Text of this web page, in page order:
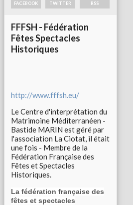
FACEBOOK TWITTER RSS
FFFSH - Fédération
Fêtes Spectacles
Historiques
http://www.fffsh.eu/
Le Centre d'interprétation du
Matrimoine Méditerranéen -
Bastide MARIN est géré par
l'association La Ciotat, il était
une fois - Membre de la
Fédération Française des
Fêtes et Spectacles
Historiques.
La fédération française des
fêtes et spectacles